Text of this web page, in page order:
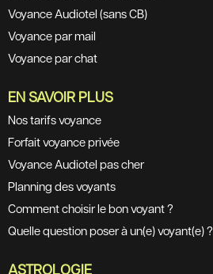
Voyance Audiotel (sans CB)
Voyance par mail
Voyance par chat
EN SAVOIR PLUS
Nos tarifs voyance
Forfait voyance privée
Voyance Audiotel pas cher
Planning des voyants
Comment choisir le bon voyant ?
Quelle question poser à un(e) voyant(e) ?
ASTROLOGIE